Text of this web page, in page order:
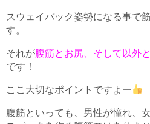
スウェイバック姿勢になる事で
す。
それが腹筋とお尻、そして以外
です！
ここ大切なポイントですよー
腹筋といっても、男性が憧れ、